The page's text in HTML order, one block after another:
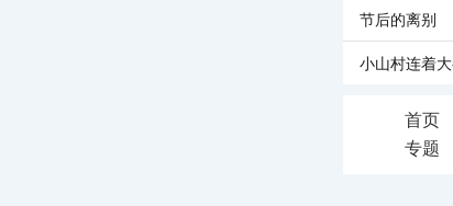
节后的离别
小山村连着
首页
专题